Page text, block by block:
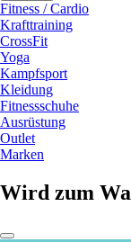
Fitness / Cardio
Krafttraining
CrossFit
Yoga
Kampfsport
Kleidung
Fitnessschuhe
Ausrüstung
Outlet
Marken
Wird zum